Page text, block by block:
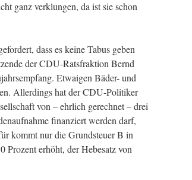
ganz verklungen, da ist sie schon
dass es keine Tabus geben
der CDU-Ratsfraktion Bernd
Etwaigen Bäder- und
Allerdings hat der CDU-Politiker
von – ehrlich gerechnet – drei
finanziert werden darf,
kommt nur die Grundsteuer B in
Prozent erhöht, der Hebesatz von